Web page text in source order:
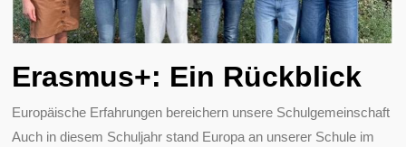
Erasmus+: Ein Rückblick
Europäische Erfahrungen bereichern unsere Schulgemeinschaft
Auch in diesem Schuljahr stand Europa an unserer Schule im